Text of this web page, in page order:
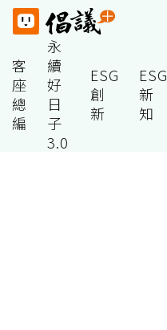
客
座
總
編
永
續
好
日
子
3.0
ESG
創
新
ESG
新
知